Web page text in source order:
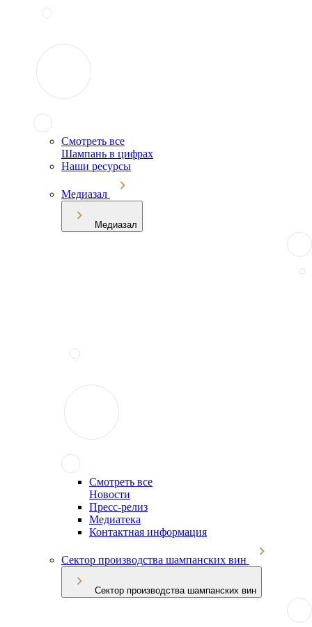
Смотреть все
Шампань в цифрах
Наши ресурсы
Медиазал
Медиазал
Смотреть все
Новости
Пресс-релиз
Медиатека
Контактная информация
Сектор производства шампанских вин
Сектор производства шампанских вин